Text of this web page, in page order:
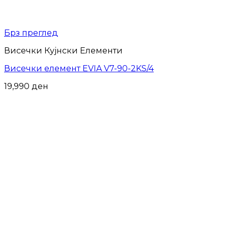
Брз преглед
Висечки Кујнски Елементи
Висечки елемент EVIA V7-90-2KS/4
19,990 ден